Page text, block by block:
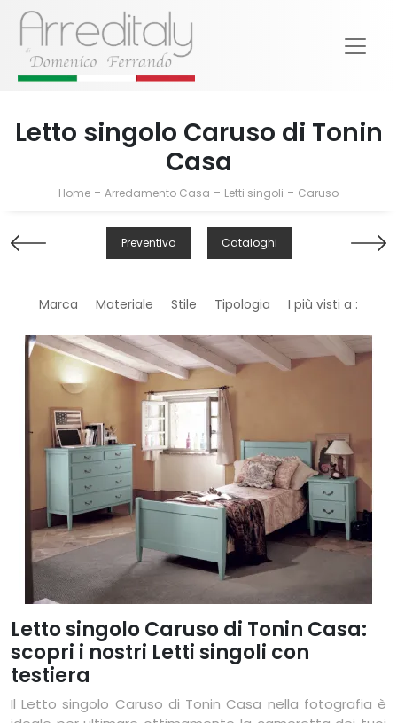
Letto singolo Caruso di Tonin
Casa
Home - Arredamento Casa - Letti singoli - Caruso
Preventivo Cataloghi
Marca Materiale Stile Tipologia I più visti a :
Letto singolo Caruso di Tonin Casa:
scopri i nostri Letti singoli con
testiera
Il Letto singolo Caruso di Tonin Casa nella fotografia è